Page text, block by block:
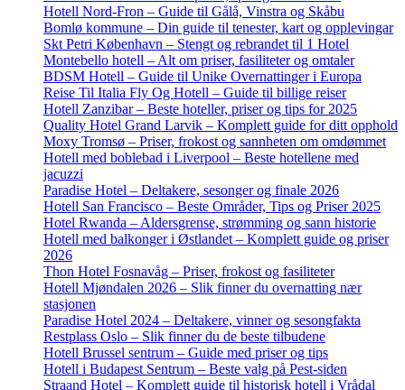
Hotell Nord-Fron – Guide til Gålå, Vinstra og Skåbu
Bomlø kommune – Din guide til tenester, kart og opplevingar
Skt Petri København – Stengt og rebrandet til 1 Hotel
Montebello hotell – Alt om priser, fasiliteter og omtaler
BDSM Hotell – Guide til Unike Overnattinger i Europa
Reise Til Italia Fly Og Hotell – Guide til billige reiser
Hotell Zanzibar – Beste hoteller, priser og tips for 2025
Quality Hotel Grand Larvik – Komplett guide for ditt opphold
Moxy Tromsø – Priser, frokost og sannheten om omdømmet
Hotell med boblebad i Liverpool – Beste hotellene med
jacuzzi
Paradise Hotel – Deltakere, sesonger og finale 2026
Hotell San Francisco – Beste Områder, Tips og Priser 2025
Hotel Rwanda – Aldersgrense, strømming og sann historie
Hotell med balkonger i Østlandet – Komplett guide og priser
2026
Thon Hotel Fosnavåg – Priser, frokost og fasiliteter
Hotell Mjøndalen 2026 – Slik finner du overnatting nær
stasjonen
Paradise Hotel 2024 – Deltakere, vinner og sesongfakta
Restplass Oslo – Slik finner du de beste tilbudene
Hotell Brussel sentrum – Guide med priser og tips
Hotell i Budapest Sentrum – Beste valg på Pest-siden
Straand Hotel – Komplett guide til historisk hotell i Vrådal